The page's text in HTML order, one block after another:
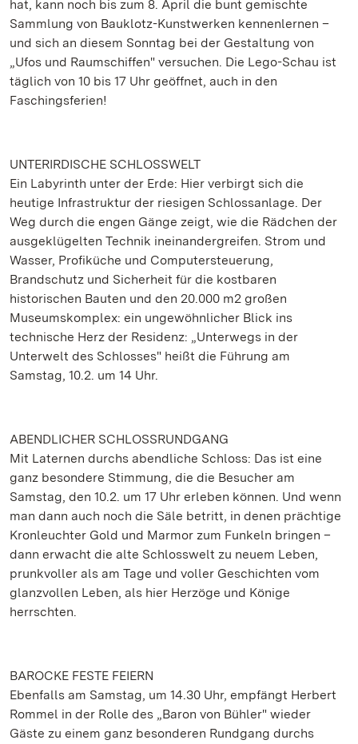
hat, kann noch bis zum 8. April die bunt gemischte
Sammlung von Bauklotz-Kunstwerken kennenlernen –
und sich an diesem Sonntag bei der Gestaltung von
„Ufos und Raumschiffen" versuchen. Die Lego-Schau ist
täglich von 10 bis 17 Uhr geöffnet, auch in den
Faschingsferien!
UNTERIRDISCHE SCHLOSSWELT
Ein Labyrinth unter der Erde: Hier verbirgt sich die
heutige Infrastruktur der riesigen Schlossanlage. Der
Weg durch die engen Gänge zeigt, wie die Rädchen der
ausgeklügelten Technik ineinandergreifen. Strom und
Wasser, Profiküche und Computersteuerung,
Brandschutz und Sicherheit für die kostbaren
historischen Bauten und den 20.000 m2 großen
Museumskomplex: ein ungewöhnlicher Blick ins
technische Herz der Residenz: „Unterwegs in der
Unterwelt des Schlosses" heißt die Führung am
Samstag, 10.2. um 14 Uhr.
ABENDLICHER SCHLOSSRUNDGANG
Mit Laternen durchs abendliche Schloss: Das ist eine
ganz besondere Stimmung, die die Besucher am
Samstag, den 10.2. um 17 Uhr erleben können. Und wenn
man dann auch noch die Säle betritt, in denen prächtige
Kronleuchter Gold und Marmor zum Funkeln bringen –
dann erwacht die alte Schlosswelt zu neuem Leben,
prunkvoller als am Tage und voller Geschichten vom
glanzvollen Leben, als hier Herzöge und Könige
herrschten.
BAROCKE FESTE FEIERN
Ebenfalls am Samstag, um 14.30 Uhr, empfängt Herbert
Rommel in der Rolle des „Baron von Bühler" wieder
Gäste zu einem ganz besonderen Rundgang durchs